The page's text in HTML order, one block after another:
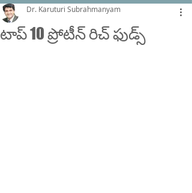
టాప్ 10 ప్రోటీన్ రిచ్ ఫుడ్స్
Dr. Karuturi Subrahmanyam